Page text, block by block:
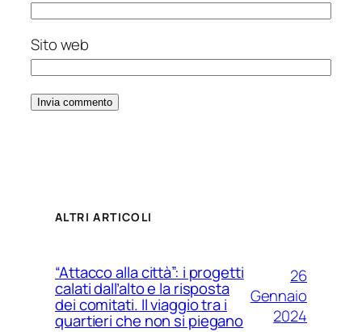
Sito web
ALTRI ARTICOLI
“Attacco alla città”: i progetti
calati dall’alto e la risposta
dei comitati. Il viaggio tra i
quartieri che non si piegano
26
Gennaio
2024